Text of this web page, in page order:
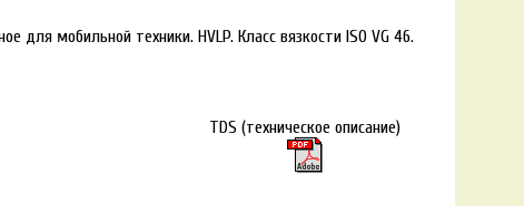
для мобильной техники. HVLP. Класс вязкости ISO VG 46.
TDS (техническое описание)